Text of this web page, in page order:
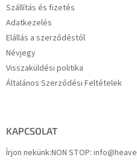
Szállítás és fizetés
Adatkezelés
Elállás a szerződéstől
Névjegy
Visszaküldési politika
Általános Szerződési Feltételek
KAPCSOLAT
Írjon nekünk:NON STOP: